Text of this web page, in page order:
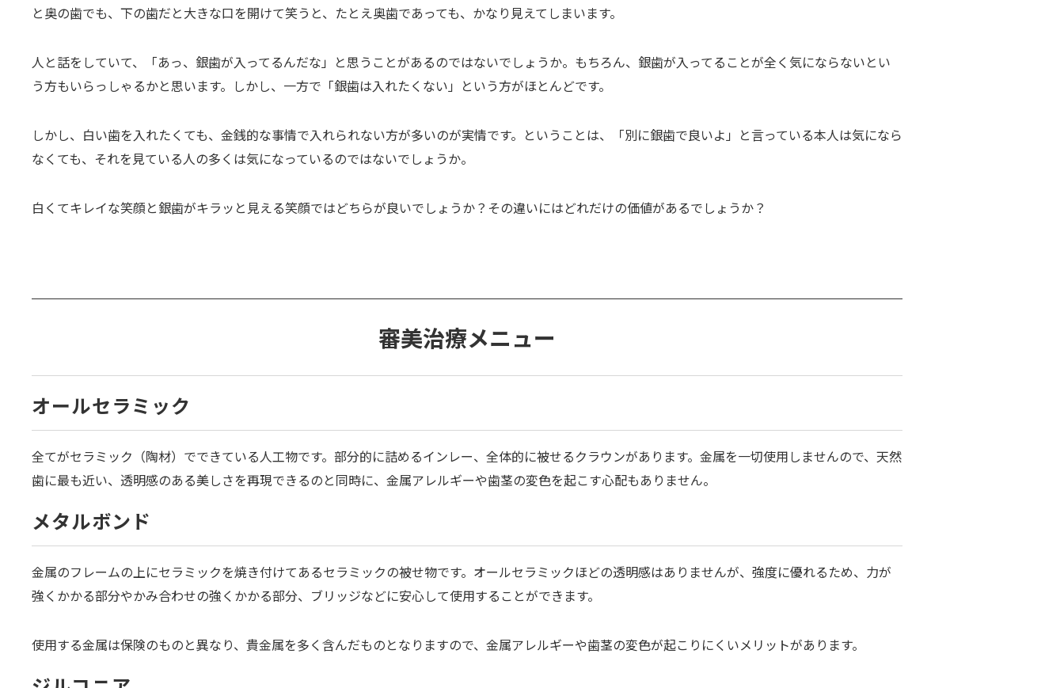
と奥の歯でも、下の歯だと大きな口を開けて笑うと、たとえ奥歯であっても、かなり見えてしまいます。
人と話をしていて、「あっ、銀歯が入ってるんだな」と思うことがあるのではないでしょうか。もちろん、銀歯が入ってることが全く気にならないとい
う方もいらっしゃるかと思います。しかし、一方で「銀歯は入れたくない」という方がほとんどです。
しかし、白い歯を入れたくても、金銭的な事情で入れられない方が多いのが実情です。ということは、「別に銀歯で良いよ」と言っている本人は気になら
なくても、それを見ている人の多くは気になっているのではないでしょうか。
白くてキレイな笑顔と銀歯がキラッと見える笑顔ではどちらが良いでしょうか？その違いにはどれだけの価値があるでしょうか？
審美治療メニュー
オールセラミック
全てがセラミック（陶材）でできている人工物です。部分的に詰めるインレー、全体的に被せるクラウンがあります。金属を一切使用しませんので、天然
歯に最も近い、透明感のある美しさを再現できるのと同時に、金属アレルギーや歯茎の変色を起こす心配もありません。
メタルボンド
金属のフレームの上にセラミックを焼き付けてあるセラミックの被せ物です。オールセラミックほどの透明感はありませんが、強度に優れるため、力が
強くかかる部分やかみ合わせの強くかかる部分、ブリッジなどに安心して使用することができます。
使用する金属は保険のものと異なり、貴金属を多く含んだものとなりますので、金属アレルギーや歯茎の変色が起こりにくいメリットがあります。